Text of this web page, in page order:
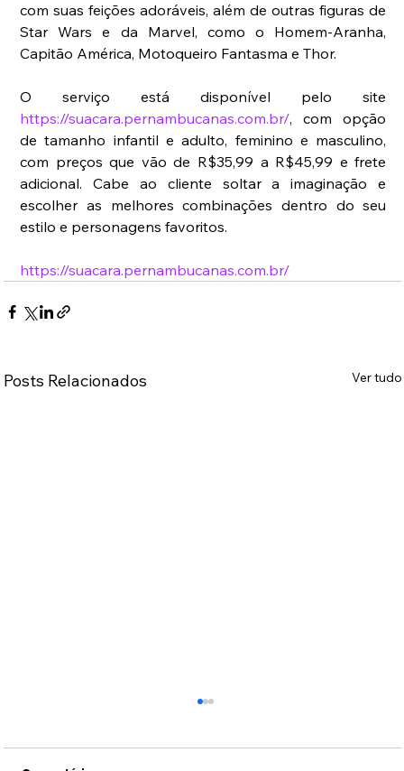
com suas feições adoráveis, além de outras figuras de
Star Wars e da Marvel, como o Homem-Aranha,
Capitão América, Motoqueiro Fantasma e Thor.
https://suacara.pernambucanas.com.br/, com opção
de tamanho infantil e adulto, feminino e masculino,
com preços que vão de R$35,99 a R$45,99 e frete
adicional. Cabe ao cliente soltar a imaginação e
escolher as melhores combinações dentro do seu
estilo e personagens favoritos.
https://suacara.pernambucanas.com.br/
Posts Relacionados Ver tudo